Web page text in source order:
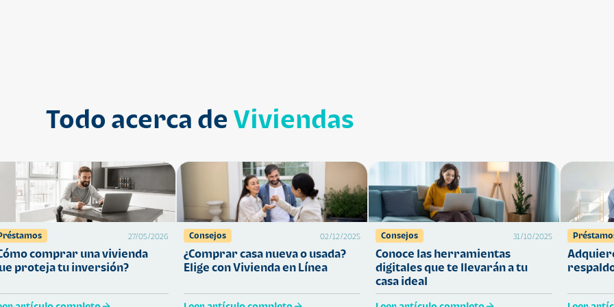
Todo acerca de Viviendas
27/05/2026
comprar una vivienda
proteja tu inversión?
Consejos 02/12/2025
¿Comprar casa nueva o usada?
Elige con Vivienda en Línea
Consejos 31/10/2025
Conoce las herramientas
digitales que te llevarán a tu
casa ideal